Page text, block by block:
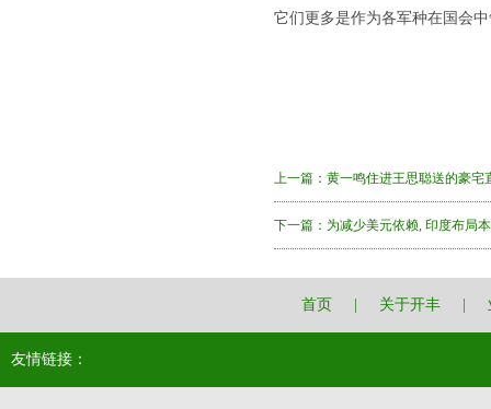
它们更多是作为各军种在国会
上一篇： 黄一鸣住进王思聪送的豪宅
下一篇： 为减少美元依赖, 印度布局
首页 关于开丰
友情链接：